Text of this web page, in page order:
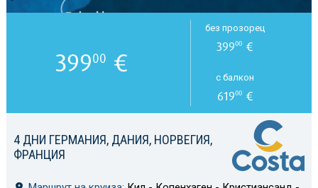
4 ДНИ ГЕРМАНИЯ, ДАНИЯ, НОРВЕГИЯ,
ФРАНЦИЯ
39900 €
без прозорец
39900 €
с балкон
61900€